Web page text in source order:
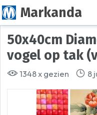
Markanda
50x40cm Diamond Painting
vogel op tak
1348 x gezien 8